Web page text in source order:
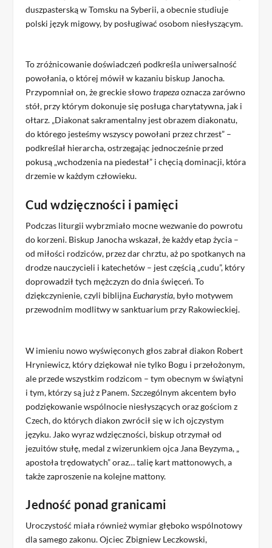
duszpasterską w Tomsku na Syberii, a obecnie studiuje
polski język migowy, by posługiwać osobom niesłyszącym.
To zróżnicowanie doświadczeń podkreśla uniwersalność
powołania, o której mówił w kazaniu biskup Janocha.
Przypomniał on, że greckie słowotrapezaoznacza zarówno
stół, przy którym dokonuje się posługa charytatywna, jak i
ołtarz. „Diakonat sakramentalny jest obrazem diakonatu,
do którego jesteśmy wszyscy powołani przez chrzest” –
podkreślał hierarcha, ostrzegając jednocześnie przed
pokusą „wchodzenia na piedestał” i chęcią dominacji, która
drzemie w każdym człowieku.
Cud wdzięczności i pamięci
Podczas liturgii wybrzmiało mocne wezwanie do powrotu
do korzeni. Biskup Janocha wskazał, że każdy etap życia –
od miłości rodziców, przez dar chrztu, aż po spotkanych na
drodze nauczycieli i katechetów – jest częścią „cudu”, który
doprowadził tych mężczyzn do dnia święceń. To
dziękczynienie, czyli biblijnaEucharystia, było motywem
przewodnim modlitwy w sanktuarium przy Rakowieckiej.
W imieniu nowo wyświęconych głos zabrał diakon Robert
Hryniewicz, który dziękował nie tylko Bogu i przełożonym,
ale przede wszystkim rodzicom – tym obecnym w świątyni
i tym, którzy są już z Panem. Szczególnym akcentem było
podziękowanie wspólnocie niesłyszących oraz gościom z
Czech, do których diakon zwrócił się w ich ojczystym
języku. Jako wyraz wdzięczności, biskup otrzymał od
jezuitów stułę, medal z wizerunkiem ojca Jana Beyzyma, „
apostoła trędowatych” oraz… talię kart mattonowych, a
także zaproszenie na kolejne mattony.
Jedność ponad granicami
Uroczystość miała również wymiar głęboko wspólnotowy
dla samego zakonu. Ojciec Zbigniew Leczkowski,